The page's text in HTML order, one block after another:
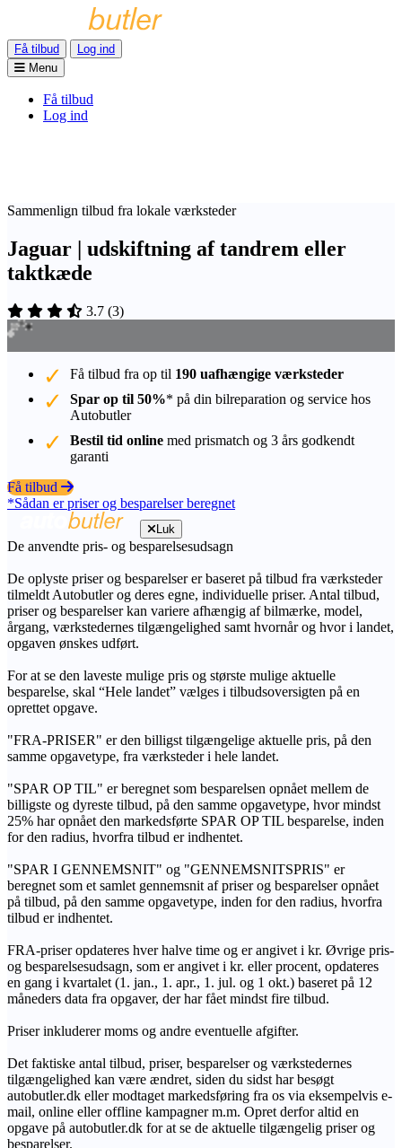
Få tilbud
Log ind
Menu
Få tilbud
Log ind
Sammenlign tilbud fra lokale værksteder
Jaguar | udskiftning af tandrem eller
taktkæde
3.7 (3)
Få tilbud fra op til 190 uafhængige værksteder
Spar op til 50%* på din bilreparation og service hos
Autobutler
Bestil tid online med prismatch og 3 års godkendt
garanti
Få tilbud
*Sådan er priser og besparelser beregnet
Luk
De anvendte pris- og besparelsesudsagn
De oplyste priser og besparelser er baseret på tilbud fra værksteder
tilmeldt Autobutler og deres egne, individuelle priser. Antal tilbud,
priser og besparelser kan variere afhængig af bilmærke, model,
årgang, værkstedernes tilgængelighed samt hvornår og hvor i landet,
opgaven ønskes udført.
For at se den laveste mulige pris og største mulige aktuelle
besparelse, skal “Hele landet” vælges i tilbudsoversigten på en
oprettet opgave.
"FRA-PRISER" er den billigst tilgængelige aktuelle pris, på den
samme opgavetype, fra værksteder i hele landet.
"SPAR OP TIL" er beregnet som besparelsen opnået mellem de
billigste og dyreste tilbud, på den samme opgavetype, hvor mindst
25% har opnået den markedsførte SPAR OP TIL besparelse, inden
for den radius, hvorfra tilbud er indhentet.
"SPAR I GENNEMSNIT" og "GENNEMSNITSPRIS" er
beregnet som et samlet gennemsnit af priser og besparelser opnået
på tilbud, på den samme opgavetype, inden for den radius, hvorfra
tilbud er indhentet.
FRA-priser opdateres hver halve time og er angivet i kr. Øvrige pris-
og besparelsesudsagn, som er angivet i kr. eller procent, opdateres
en gang i kvartalet (1. jan., 1. apr., 1. jul. og 1 okt.) baseret på 12
måneders data fra opgaver, der har fået mindst fire tilbud.
Priser inkluderer moms og andre eventuelle afgifter.
Det faktiske antal tilbud, priser, besparelser og værkstedernes
tilgængelighed kan være ændret, siden du sidst har besøgt
autobutler.dk eller modtaget markedsføring fra os via eksempelvis e-
mail, online eller offline kampagner m.m. Opret derfor altid en
opgave på autobutler.dk for at se de aktuelle tilgængelig priser og
besparelser.